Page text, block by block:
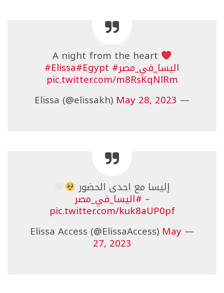
A night from the heart
#Elissa#Egypt #اليسا_في_مصر
pic.twitter.com/m8RsKqNlRm
— Elissa (@elissakh)
May 28, 2023
إليسا مع احدى الحضور
– #اليسا_في_مصر
pic.twitter.com/kuk8aUP0pf
— Elissa Access (@ElissaAccess)
May
27, 2023